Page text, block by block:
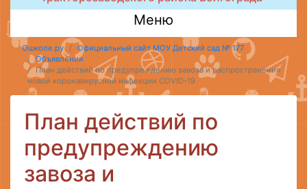
Меню
Ошколе.ру
Официальный сайт МОУ Детский сад № 177
Объявления
План действий по предупреждению завоза и распространения
новой коронавирусной инфекции COVID-19
План действий по
предупреждению
завоза и